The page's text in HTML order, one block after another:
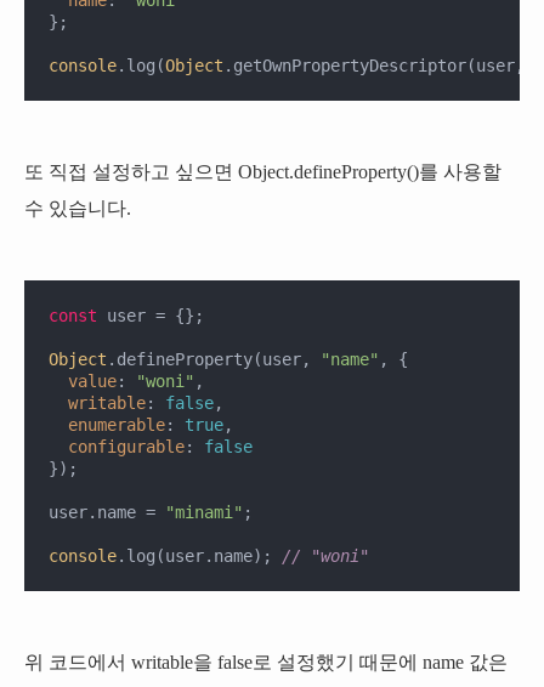
};
console.log(Object .getOwnPropertyDescriptor(user,
또 직접 설정하고 싶으면 Object.defineProperty()를 사용할
수 있습니다.
const user = {};
Object .defineProperty(user, "name" , {
value: "woni" ,
writable: false,
enumerable: true,
configurable: false
});
user.name = "minami" ;
console.log(user.name); // "woni"
위 코드에서 writable을 false로 설정했기 때문에 name 값은